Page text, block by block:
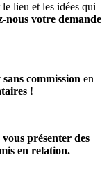
lieu et les idées qui
nous votre demande
sans commission en
!
présenter des
en relation.